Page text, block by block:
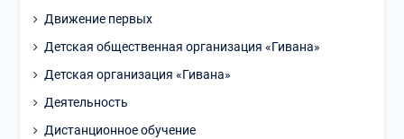
Движение первых
Детская общественная организация «Гивана»
Детская организация «Гивана»
Деятельность
Дистанционное обучение